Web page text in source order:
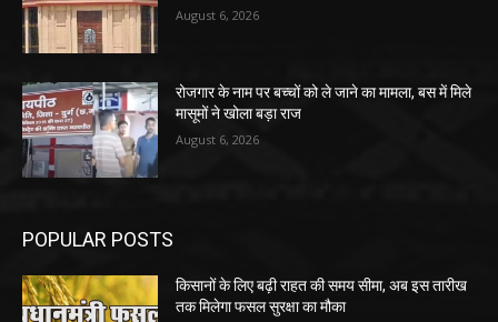
August 6, 2026
रोजगार के नाम पर बच्चों को ले जाने का मामला, बस में मिले
मासूमों ने खोला बड़ा राज
August 6, 2026
POPULAR POSTS
किसानों के लिए बढ़ी राहत की समय सीमा, अब इस तारीख
तक मिलेगा फसल सुरक्षा का मौका